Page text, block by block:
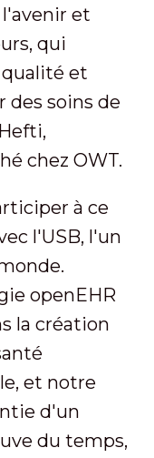
et
qui
et
des soins de
chez OWT.
à ce
l'USB, l'un
openEHR
la création
et notre
d'un
du temps,